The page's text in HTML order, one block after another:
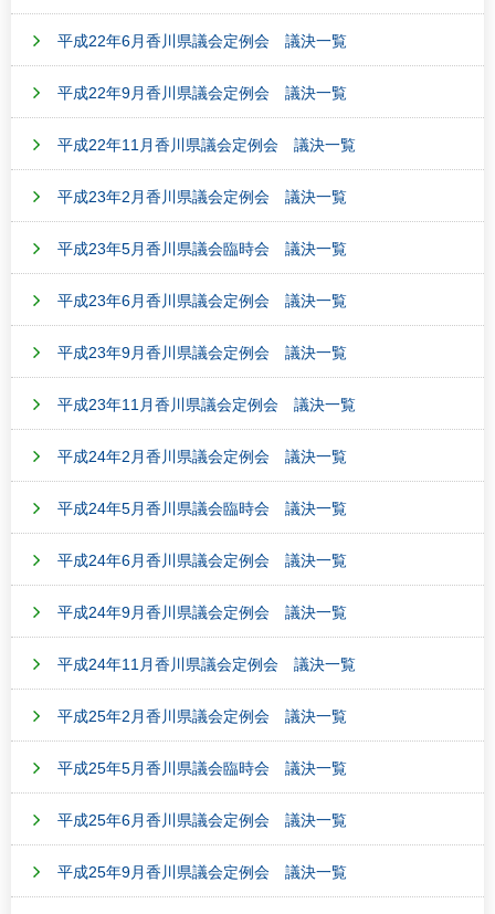
平成22年6月香川県議会定例会 議決一覧
平成22年9月香川県議会定例会 議決一覧
平成22年11月香川県議会定例会 議決一覧
平成23年2月香川県議会定例会 議決一覧
平成23年5月香川県議会臨時会 議決一覧
平成23年6月香川県議会定例会 議決一覧
平成23年9月香川県議会定例会 議決一覧
平成23年11月香川県議会定例会 議決一覧
平成24年2月香川県議会定例会 議決一覧
平成24年5月香川県議会臨時会 議決一覧
平成24年6月香川県議会定例会 議決一覧
平成24年9月香川県議会定例会 議決一覧
平成24年11月香川県議会定例会 議決一覧
平成25年2月香川県議会定例会 議決一覧
平成25年5月香川県議会臨時会 議決一覧
平成25年6月香川県議会定例会 議決一覧
平成25年9月香川県議会定例会 議決一覧